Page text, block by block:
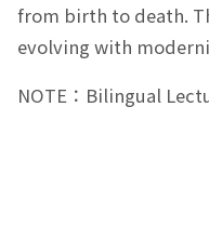
from birth to death.
evolving with
NOTE：Bilingual